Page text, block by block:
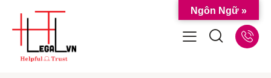
Ngôn Ngữ »